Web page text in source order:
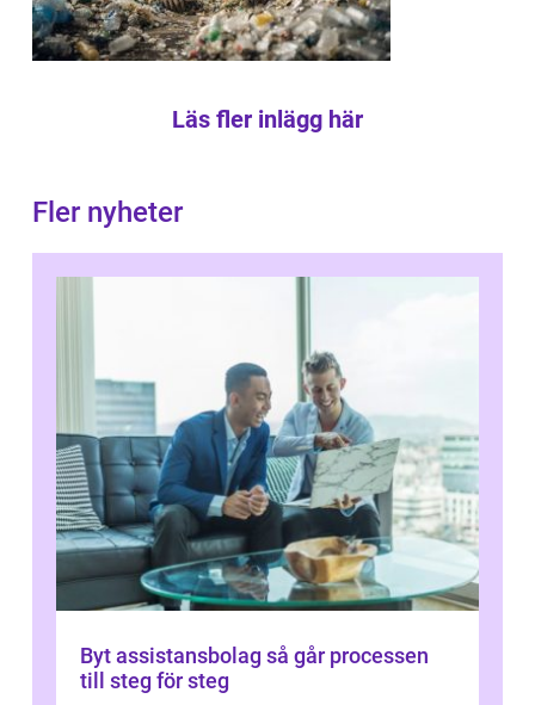
Läs fler inlägg här
Fler nyheter
Byt assistansbolag så går processen
till steg för steg